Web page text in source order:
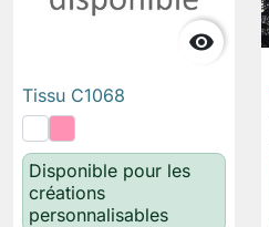

Tissu C1068
Disponible pour les
créations
personnalisables